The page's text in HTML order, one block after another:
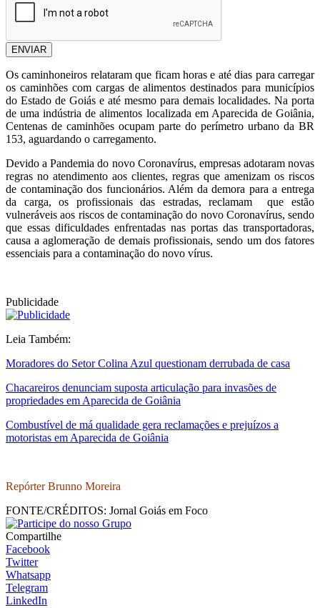
ENVIAR
Os caminhoneiros relataram que ficam horas e até dias para carregar
os caminhões com cargas de alimentos destinados para municípios
do Estado de Goiás e até mesmo para demais localidades. Na porta
de uma indústria de alimentos localizada em Aparecida de Goiânia,
Centenas de caminhões ocupam parte do perímetro urbano da BR
153, aguardando o carregamento.
Devido a Pandemia do novo Coronavírus, empresas adotaram novas
regras no atendimento aos clientes, regras que amenizam os riscos
de contaminação dos funcionários. Além da demora para a entrega
da carga, os profissionais das estradas, reclamam que estão
vulneráveis aos riscos de contaminação do novo Coronavírus, sendo
que essas dificuldades enfrentadas nas portas das transportadoras,
causa a aglomeração de demais profissionais, sendo um dos fatores
essenciais para a contaminação do novo vírus.
Publicidade
Leia Também:
Moradores do Setor Colina Azul questionam derrubada de casa
Chacareiros denunciam suposta articulação para invasões de
propriedades em Aparecida de Goiânia
Combustível de má qualidade gera reclamações e prejuízos a
motoristas em Aparecida de Goiânia
Repórter Brunno Moreira
FONTE/CRÉDITOS: Jornal Goiás em Foco
Compartilhe
Facebook
Twitter
Whatsapp
Telegram
LinkedIn